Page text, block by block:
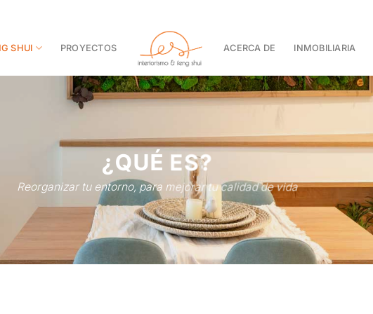
SHUI PROYECTOS ACERCA DE INMOBILIARIA
¿QUÉ ES?
Reorganizar tu entorno, para mejorar tu calidad de vida